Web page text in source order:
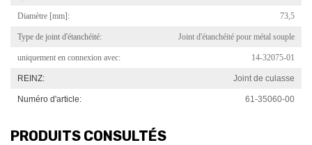
Diamètre [mm]: 73,5
Type de joint d'étanchéité: Joint d'étanchéité pour métal souple
uniquement en connexion avec: 14-32075-01
REINZ: Joint de culasse
Numéro d'article: 61-35060-00
PRODUITS CONSULTÉS